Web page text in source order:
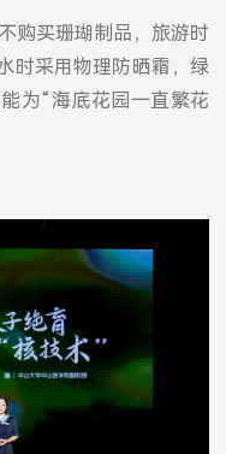
购买珊瑚制品，旅游时
时采用物理防晒霜，绿
为“海底花园一直繁花